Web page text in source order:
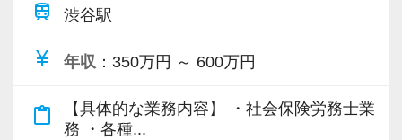
train 渋谷駅
currency_yen 年収 ：350万円 ～ 600万円
content_paste
【具体的な業務内容】 ・社会保険労務士業
務 ・各種...